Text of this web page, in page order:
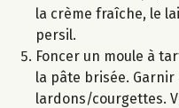
la crème fraîche, le
persil.
Foncer un moule à
la pâte brisée. Garnir
lardons/courgettes.